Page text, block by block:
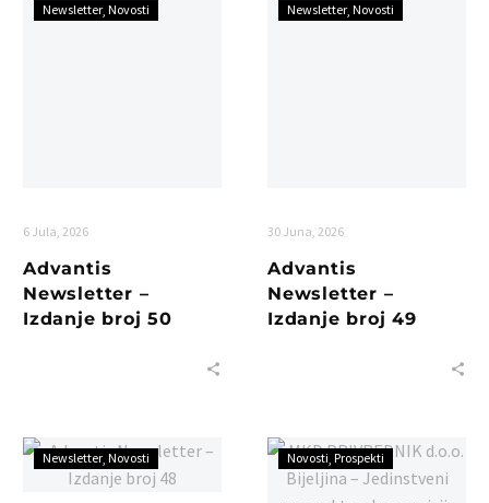
Newsletter Novosti
6 Jula, 2026
Advantis
Newsletter –
Izdanje broj 50
Newsletter Novosti
30 Juna, 2026
Advantis
Newsletter –
Izdanje broj 49
Newsletter Novosti Novosti Prospekti